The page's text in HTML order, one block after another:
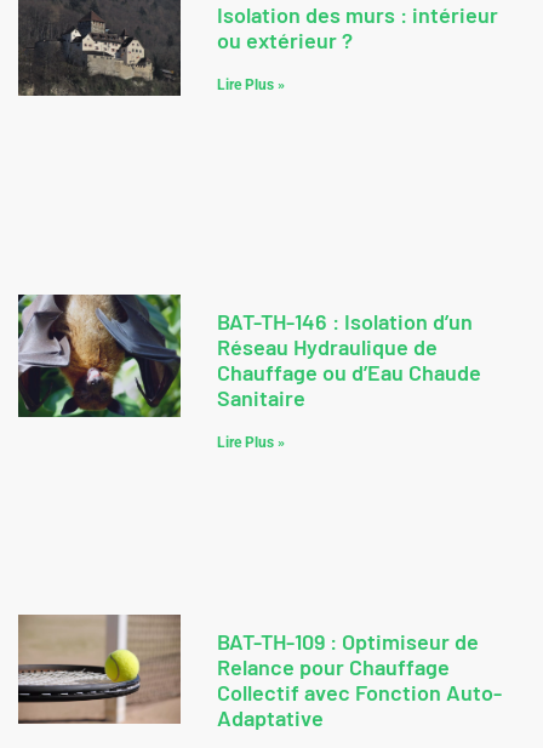
Isolation des murs : intérieur
ou extérieur ?
Lire Plus »
BAT-TH-146 : Isolation d’un
Réseau Hydraulique de
Chauffage ou d’Eau Chaude
Sanitaire
Lire Plus »
BAT-TH-109 : Optimiseur de
Relance pour Chauffage
Collectif avec Fonction Auto-
Adaptative